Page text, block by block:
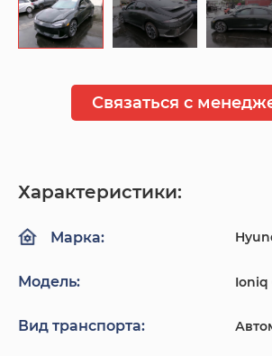
Связаться с
Характеристики:
Марка:
Модель: Ioniq
Вид транспорта: